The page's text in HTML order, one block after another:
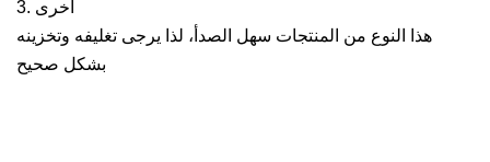
3. أخرى
هذا النوع من المنتجات سهل الصدأ، لذا يرجى تغليفه وتخزينه
بشكل صحيح